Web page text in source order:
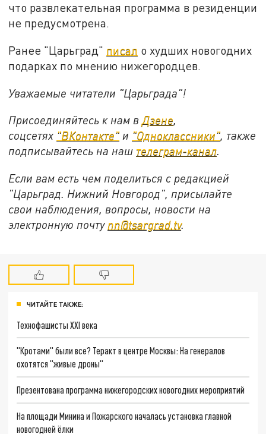
что развлекательная программа в резиденции
не предусмотрена.
Ранее "Царьград" писал о худших новогодних
подарках по мнению нижегородцев.
Уважаемые читатели "Царьграда"!
Присоединяйтесь к нам вДзене,
соцсетях "ВКонтакте" и "Одноклассники", также
подписывайтесь на наш телеграм-канал.
Если вам есть чем поделиться с редакцией
"Царьград. Нижний Новгород", присылайте
свои наблюдения, вопросы, новости на
электронную почту nn@tsargrad.tv.
ЧИТАЙТЕ ТАКЖЕ:
Технофашисты XXI века
"Кротами" были все? Теракт в центре Москвы: На генералов
охотятся "живые дроны"
Презентована программа нижегородских новогодних мероприятий
На площади Минина и Пожарского началась установка главной
новогодней ёлки